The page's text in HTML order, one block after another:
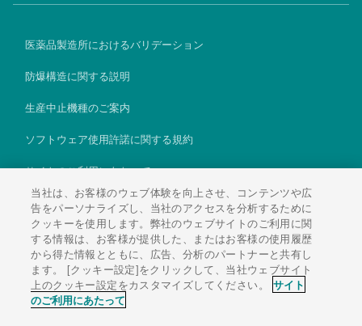
医薬品製造所におけるバリデーション
防爆構造に関する説明
生産中止機種のご案内
ソフトウェア使用許諾に関する規約
サイトのご利用にあたって
個人情報保護方針
Global
当社は、お客様のウェブ体験を向上させ、コンテンツや広
告をパーソナライズし、当社のアクセスを分析するために
クッキーを使用します。弊社のウェブサイトのご利用に関
する情報は、お客様が提供した、またはお客様の使用履歴
から得た情報とともに、広告、分析のパートナーと共有し
ます。 [クッキー設定]をクリックして、当社ウェブサイト
上のクッキー設定をカスタマイズしてください。
サイト
のご利用にあたって